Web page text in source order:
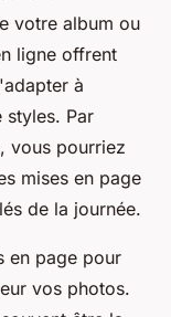
votre album ou
ligne offrent
à
styles. Par
vous pourriez
mises en page
de la journée.
en page pour
vos photos.